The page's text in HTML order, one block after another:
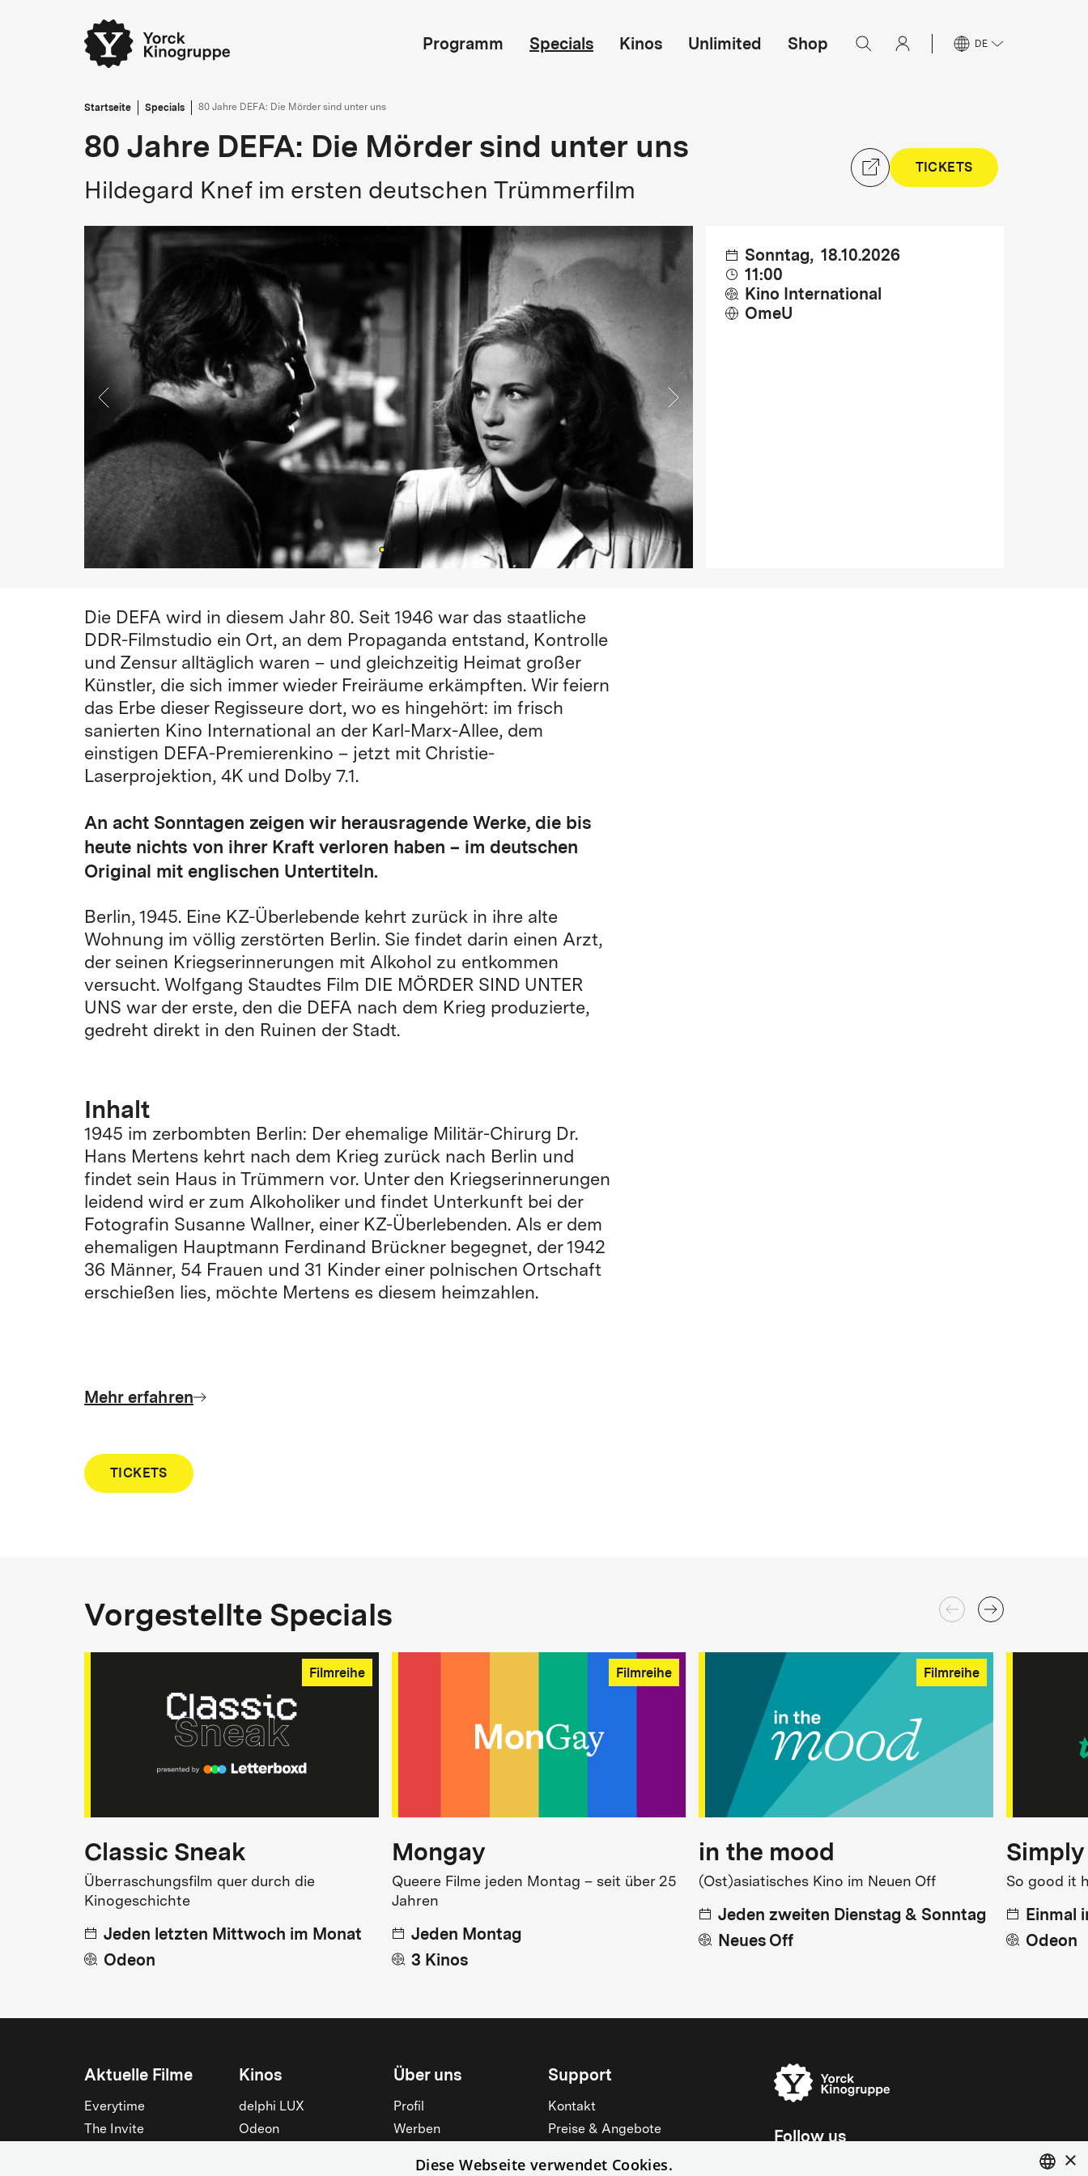
Programm Specials Kinos Unlimited Shop DE
Startseite Specials 80 Jahre DEFA: Die Mörder sind unter uns
80 Jahre DEFA: Die Mörder sind unter uns
Hildegard Knef im ersten deutschen Trümmerfilm
TICKETS
Sonntag, 18.10.2026
11:00
Kino International
OmeU
Die DEFA wird in diesem Jahr 80. Seit 1946 war das staatliche
DDR-Filmstudio ein Ort, an dem Propaganda entstand, Kontrolle
und Zensur alltäglich waren – und gleichzeitig Heimat großer
Künstler, die sich immer wieder Freiräume erkämpften. Wir feiern
das Erbe dieser Regisseure dort, wo es hingehört: im frisch
sanierten Kino International an der Karl-Marx-Allee, dem
einstigen DEFA-Premierenkino – jetzt mit Christie-
Laserprojektion, 4K und Dolby 7.1.
An acht Sonntagen zeigen wir herausragende Werke, die bis
heute nichts von ihrer Kraft verloren haben – im deutschen
Original mit englischen Untertiteln.
Berlin, 1945. Eine KZ-Überlebende kehrt zurück in ihre alte
Wohnung im völlig zerstörten Berlin. Sie findet darin einen Arzt,
der seinen Kriegserinnerungen mit Alkohol zu entkommen
versucht. Wolfgang Staudtes Film DIE MÖRDER SIND UNTER
UNS war der erste, den die DEFA nach dem Krieg produzierte,
gedreht direkt in den Ruinen der Stadt.
Inhalt
1945 im zerbombten Berlin: Der ehemalige Militär-Chirurg Dr.
Hans Mertens kehrt nach dem Krieg zurück nach Berlin und
findet sein Haus in Trümmern vor. Unter den Kriegserinnerungen
leidend wird er zum Alkoholiker und findet Unterkunft bei der
Fotografin Susanne Wallner, einer KZ-Überlebenden. Als er dem
ehemaligen Hauptmann Ferdinand Brückner begegnet, der 1942
36 Männer, 54 Frauen und 31 Kinder einer polnischen Ortschaft
erschießen lies, möchte Mertens es diesem heimzahlen.
Mehr erfahren
TICKETS
Vorgestellte Specials
Filmreihe
Classic Sneak
Überraschungsfilm quer durch die
Kinogeschichte
Jeden letzten Mittwoch im Monat
Odeon
Filmreihe
Mongay
Queere Filme jeden Montag – seit über 25
Jahren
Jeden Montag
3 Kinos
Filmreihe
in the mood
(Ost)asiatisches Kino im Neuen Off
Jeden zweiten Dienstag & Sonntag
Neues Off
So good it
Einmal
Odeon
Aktuelle Filme
Everytime
The Invite
Kinos
delphi LUX
Odeon
Über uns
Profil
Werben
Support
Kontakt
Preise & Angebote
Follow us
×
Diese Webseite verwendet Cookies.